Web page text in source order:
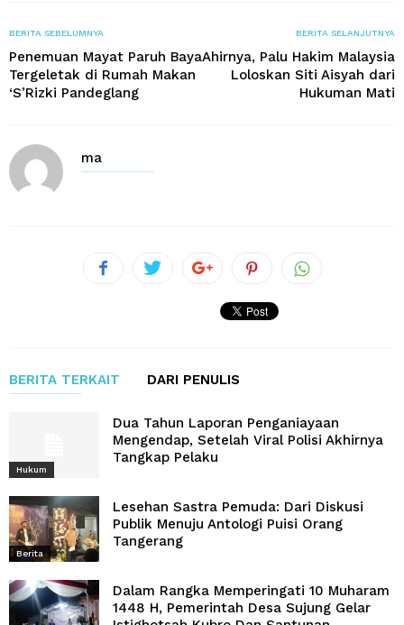
BERITA SEBELUMNYA
Penemuan Mayat Paruh Baya
Tergeletak di Rumah Makan
‘S’Rizki Pandeglang
BERITA SELANJUTNYA
Ahirnya, Palu Hakim Malaysia
Loloskan Siti Aisyah dari
Hukuman Mati
ma
BERITA TERKAIT DARI PENULIS
Hukum
Dua Tahun Laporan Penganiayaan
Mengendap, Setelah Viral Polisi Akhirnya
Tangkap Pelaku
Berita
Lesehan Sastra Pemuda: Dari Diskusi
Publik Menuju Antologi Puisi Orang
Tangerang
Dalam Rangka Memperingati 10 Muharam
1448 H, Pemerintah Desa Sujung Gelar